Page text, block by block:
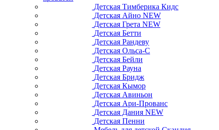
Детская Тимберика Кидс
Детская Айно NEW
Детская Грета NEW
Детская Бетти
Детская Рандеву
Детская Ольса-С
Детская Бейли
Детская Рауна
Детская Бридж
Детская Кымор
Детская Авиньон
Детская Ари-Прованс
Детская Дания NEW
Детская Пенни